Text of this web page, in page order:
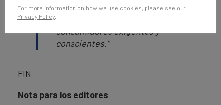
sostenibilidad estarán mejor
posicionadas para atraer y retener a
consumidores exigentes y
conscientes."
FIN
Nota para los editores
For more information on how we use cookies, please see our
Privacy Policy.